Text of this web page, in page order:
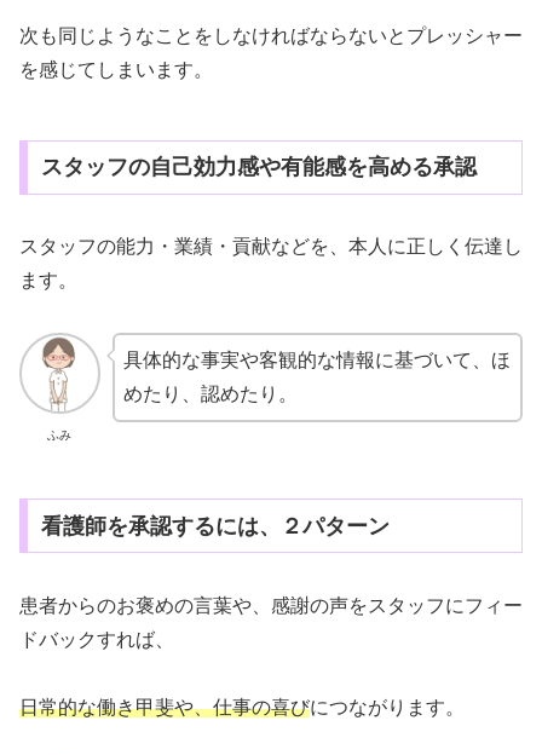
次も同じようなことをしなければならないとプレッシャー
を感じてしまいます。
スタッフの自己効力感や有能感を高める承認
スタッフの能力・業績・貢献などを、本人に正しく伝達し
ます。
ふみ
具体的な事実や客観的な情報に基づいて、ほ
めたり、認めたり。
看護師を承認するには、２パターン
患者からのお褒めの言葉や、感謝の声をスタッフにフィー
ドバックすれば、
日常的な働き甲斐や、仕事の喜びにつながります。